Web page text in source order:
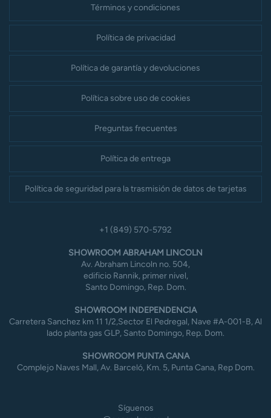
Términos y condiciones
Política de privacidad
Política de garantía y devoluciones
Política sobre uso de cookies
Preguntas frecuentes
Política de entrega
Política de seguridad para la trasmisión de datos de tarjetas
+1 (849) 570-5792
SHOWROOM ABRAHAM LINCOLN
Av. Abraham Lincoln no. 504,
edificio Rannik, primer nivel,
Santo Domingo, Rep. Dom.
SHOWROOM INDEPENDENCIA
Carretera Sanchez km 11 1/2,Sector El Pedregal, Nave #A-001-B, Al
lado planta gas GLP, Santo Domingo, Rep. Dom.
SHOWROOM PUNTA CANA
Complejo Naves Mall, Av. Barceló, Km. 5, Punta Cana, Rep Dom.
Síguenos